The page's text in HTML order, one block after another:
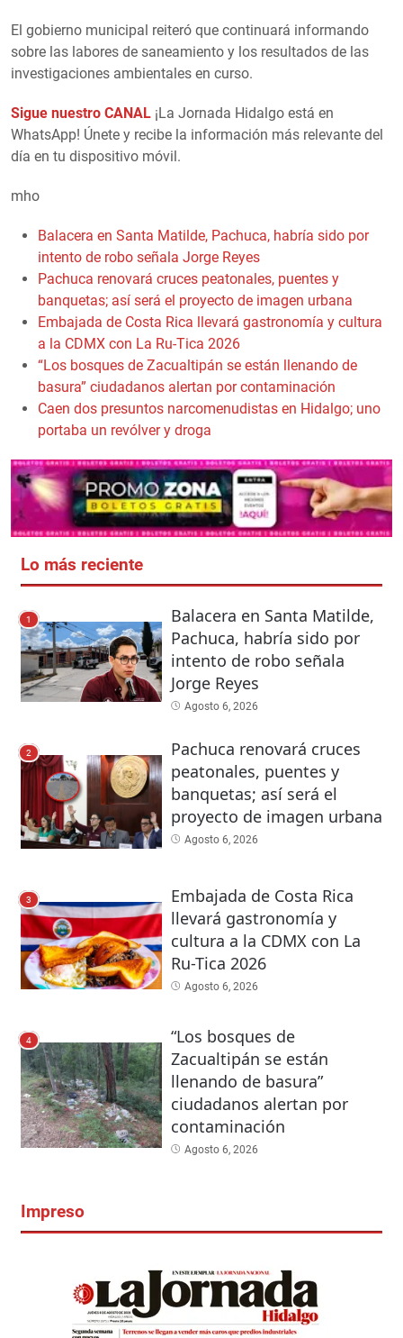
El gobierno municipal reiteró que continuará informando
sobre las labores de saneamiento y los resultados de las
investigaciones ambientales en curso.
Sigue nuestro CANAL ¡La Jornada Hidalgo está en
WhatsApp! Únete y recibe la información más relevante del
día en tu dispositivo móvil.
mho
Balacera en Santa Matilde, Pachuca, habría sido por
intento de robo señala Jorge Reyes
Pachuca renovará cruces peatonales, puentes y
banquetas; así será el proyecto de imagen urbana
Embajada de Costa Rica llevará gastronomía y cultura
a la CDMX con La Ru-Tica 2026
“Los bosques de Zacualtipán se están llenando de
basura” ciudadanos alertan por contaminación
Caen dos presuntos narcomenudistas en Hidalgo; uno
portaba un revólver y droga
Lo más reciente
1
Balacera en Santa Matilde,
Pachuca, habría sido por
intento de robo señala
Jorge Reyes
Agosto 6, 2026
2
Pachuca renovará cruces
peatonales, puentes y
banquetas; así será el
proyecto de imagen urbana
Agosto 6, 2026
3
Embajada de Costa Rica
llevará gastronomía y
cultura a la CDMX con La
Ru-Tica 2026
Agosto 6, 2026
4
“Los bosques de
Zacualtipán se están
llenando de basura”
ciudadanos alertan por
contaminación
Agosto 6, 2026
Impreso